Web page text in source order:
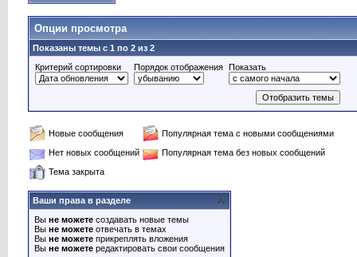
Опции просмотра
Показаны темы с 1 по 2 из 2
Критерий сортировки
Порядок отображения Показать
Новые сообщения
Популярная тема с новыми сообщениями
Нет новых сообщений
Популярная тема без новых сообщений
Тема закрыта
Ваши права в разделе
Вы не можете создавать новые темы
Вы не можете отвечать в темах
Вы не можете прикреплять вложения
Вы не можете редактировать свои сообщения